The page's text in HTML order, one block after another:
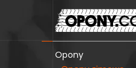
Opony